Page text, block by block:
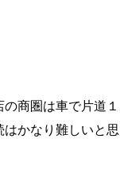
商圏は車で片道１
かなり難しいと思